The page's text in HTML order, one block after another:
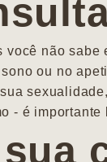
você não sabe
ou no
- é importante